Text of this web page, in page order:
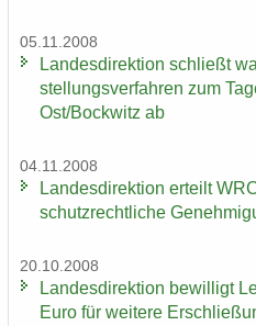
05.11.2008
Lan­des­di­rek­ti­on schließt
stel­lungs­ver­fah­ren zum
Ost/Bock­witz ab
04.11.2008
Lan­des­di­rek­ti­on er­teilt
schutz­recht­li­che
20.10.2008
Lan­des­di­rek­ti­on be­wil­ligt
Euro für wei­te­re